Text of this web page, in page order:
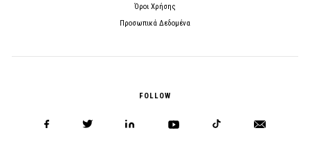
Όροι Χρήσης
Προσωπικά Δεδομένα
FOLLOW